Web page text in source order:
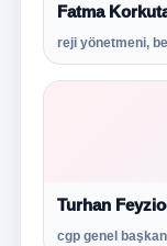
Fatma
reji yönetmeni,
Turhan
cgp genel